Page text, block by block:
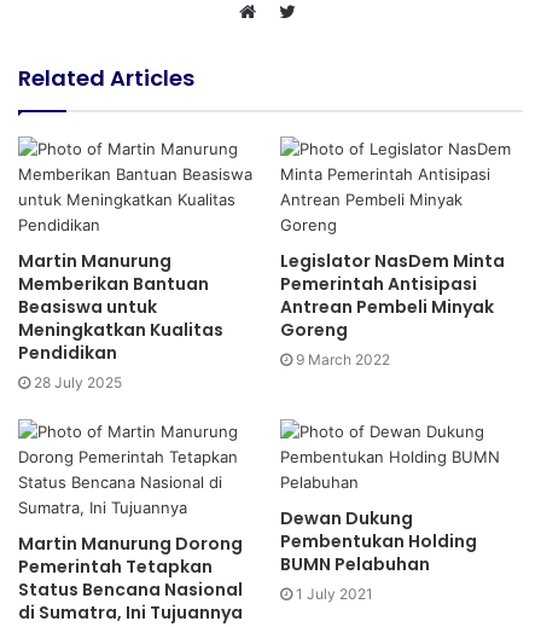
s
t
e
r
Related Articles
Martin Manurung
Memberikan Bantuan
Beasiswa untuk
Meningkatkan Kualitas
Pendidikan
28 July 2025
Legislator NasDem Minta
Pemerintah Antisipasi
Antrean Pembeli Minyak
Goreng
9 March 2022
Martin Manurung Dorong
Pemerintah Tetapkan
Status Bencana Nasional
di Sumatra, Ini Tujuannya
Dewan Dukung
Pembentukan Holding
BUMN Pelabuhan
1 July 2021